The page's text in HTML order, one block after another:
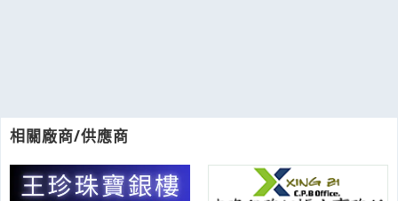
相關廠商/供應商